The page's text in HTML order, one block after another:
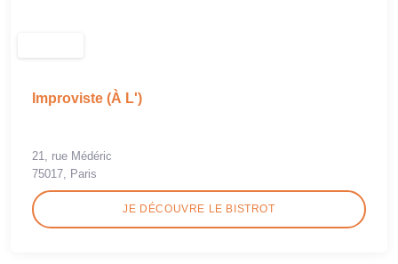
Improviste (À L')
21, rue Médéric
75017, Paris
JE DÉCOUVRE LE BISTROT